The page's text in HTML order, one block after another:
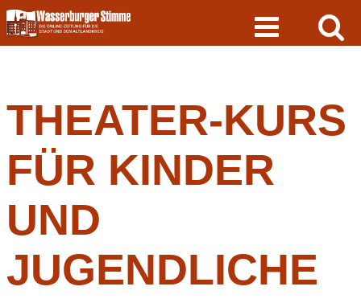
Skip
to
content
THEATER-KURS
FÜR KINDER
UND
JUGENDLICHE